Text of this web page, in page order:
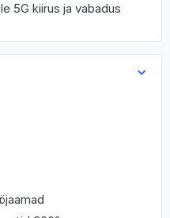
5G kiirus ja vabadus